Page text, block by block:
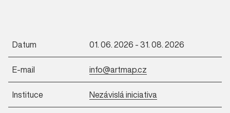
Datum 01. 06. 2026 - 31. 08. 2026
E-mail info@artmap.cz
Instituce Nezávislá iniciativa